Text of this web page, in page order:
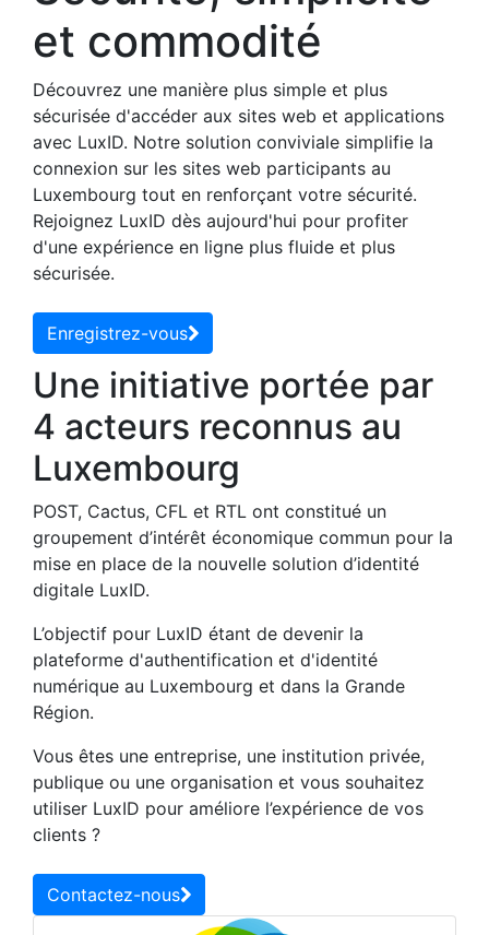
et commodité
Découvrez une manière plus simple et plus
sécurisée d'accéder aux sites web et applications
avec LuxID. Notre solution conviviale simplifie la
connexion sur les sites web participants au
Luxembourg tout en renforçant votre sécurité.
Rejoignez LuxID dès aujourd'hui pour profiter
d'une expérience en ligne plus fluide et plus
sécurisée.
Enregistrez-vous
Une initiative portée par
4 acteurs reconnus au
Luxembourg
POST, Cactus, CFL et RTL ont constitué un
groupement d’intérêt économique commun pour la
mise en place de la nouvelle solution d’identité
digitale LuxID.
L’objectif pour LuxID étant de devenir la
plateforme d'authentification et d'identité
numérique au Luxembourg et dans la Grande
Région.
Vous êtes une entreprise, une institution privée,
publique ou une organisation et vous souhaitez
utiliser LuxID pour améliore l’expérience de vos
clients ?
Contactez-nous